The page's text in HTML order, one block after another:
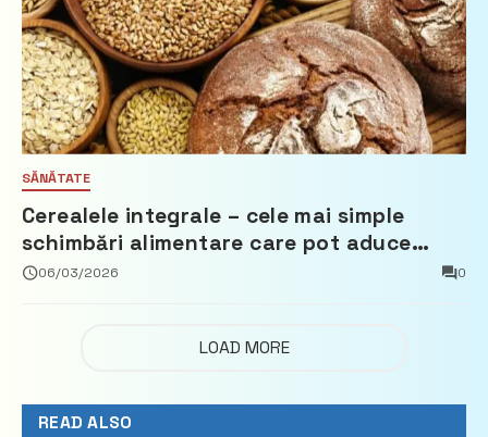
SĂNĂTATE
Cerealele integrale – cele mai simple
schimbări alimentare care pot aduce
beneficii reale
06/03/2026 0
LOAD MORE
READ ALSO